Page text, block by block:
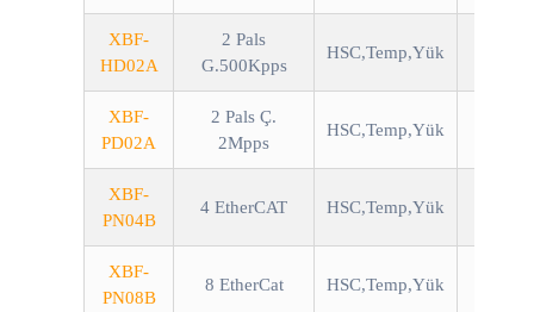
XBF-
HD02A
2 Pals
G.500Kpps
HSC,Temp,Yük
XBF-
PD02A
2 Pals Ç.
2Mpps
HSC,Temp,Yük
XBF-
PN04B
4 EtherCAT HSC,Temp,Yük
XBF-
PN08B
8 EtherCat HSC,Temp,Yük